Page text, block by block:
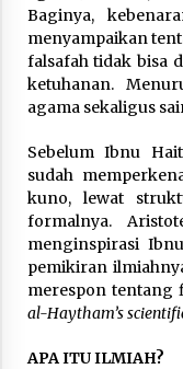
Baginya,
menyampaikan
falsafah tidak bisa
ketuhanan.
agama sekaligus
Sebelum Ibnu
sudah
kuno, lewat
formalnya.
menginspirasi
pemikiran
merespon tentang
al-Haytham’s
APA ITU ILMIAH?